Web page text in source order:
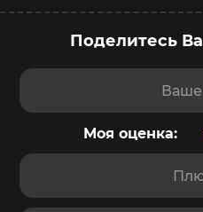
Поделитесь
Моя оценка:
Ваше имя
Плюсы